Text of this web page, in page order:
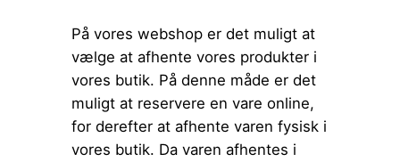
På vores webshop er det muligt at
vælge at afhente vores produkter i
vores butik. På denne måde er det
muligt at reservere en vare online,
for derefter at afhente varen fysisk i
vores butik. Da varen afhentes i